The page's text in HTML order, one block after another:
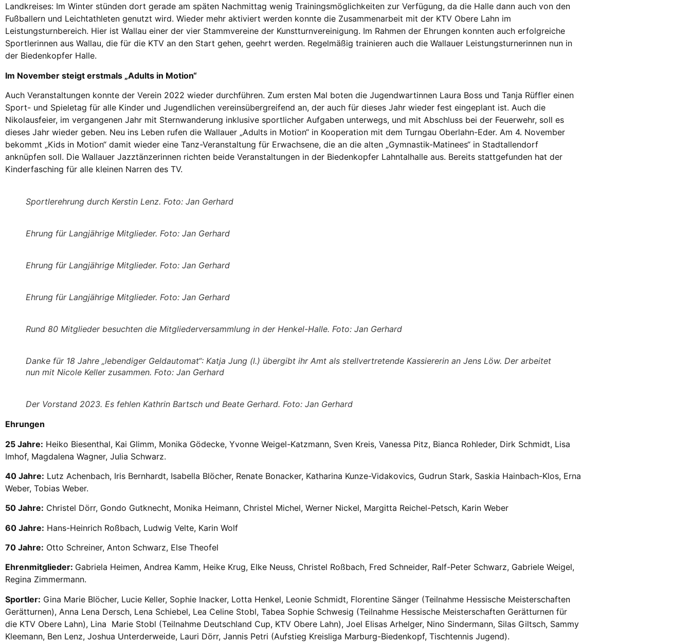
Landkreises: Im Winter stünden dort gerade am späten Nachmittag wenig Trainingsmöglichkeiten zur Verfügung, da die Halle dann auch von den
Fußballern und Leichtathleten genutzt wird. Wieder mehr aktiviert werden konnte die Zusammenarbeit mit der KTV Obere Lahn im
Leistungsturnbereich. Hier ist Wallau einer der vier Stammvereine der Kunstturnvereinigung. Im Rahmen der Ehrungen konnten auch erfolgreiche
Sportlerinnen aus Wallau, die für die KTV an den Start gehen, geehrt werden. Regelmäßig trainieren auch die Wallauer Leistungsturnerinnen nun in
der Biedenkopfer Halle.
Im November steigt erstmals „Adults in Motion“
Auch Veranstaltungen konnte der Verein 2022 wieder durchführen. Zum ersten Mal boten die Jugendwartinnen Laura Boss und Tanja Rüffler einen
Sport- und Spieletag für alle Kinder und Jugendlichen vereinsübergreifend an, der auch für dieses Jahr wieder fest eingeplant ist. Auch die
Nikolausfeier, im vergangenen Jahr mit Sternwanderung inklusive sportlicher Aufgaben unterwegs, und mit Abschluss bei der Feuerwehr, soll es
dieses Jahr wieder geben. Neu ins Leben rufen die Wallauer „Adults in Motion“ in Kooperation mit dem Turngau Oberlahn-Eder. Am 4. November
bekommt „Kids in Motion“ damit wieder eine Tanz-Veranstaltung für Erwachsene, die an die alten „Gymnastik-Matinees“ in Stadtallendorf
anknüpfen soll. Die Wallauer Jazztänzerinnen richten beide Veranstaltungen in der Biedenkopfer Lahntalhalle aus. Bereits stattgefunden hat der
Kinderfasching für alle kleinen Narren des TV.
Sportlerehrung durch Kerstin Lenz. Foto: Jan Gerhard
Ehrung für Langjährige Mitglieder. Foto: Jan Gerhard
Ehrung für Langjährige Mitglieder. Foto: Jan Gerhard
Ehrung für Langjährige Mitglieder. Foto: Jan Gerhard
Rund 80 Mitglieder besuchten die Mitgliederversammlung in der Henkel-Halle. Foto: Jan Gerhard
Danke für 18 Jahre „lebendiger Geldautomat“: Katja Jung (l.) übergibt ihr Amt als stellvertretende Kassiererin an Jens Löw. Der arbeitet
nun mit Nicole Keller zusammen. Foto: Jan Gerhard
Der Vorstand 2023. Es fehlen Kathrin Bartsch und Beate Gerhard. Foto: Jan Gerhard
Ehrungen
25 Jahre: Heiko Biesenthal, Kai Glimm, Monika Gödecke, Yvonne Weigel-Katzmann, Sven Kreis, Vanessa Pitz, Bianca Rohleder, Dirk Schmidt, Lisa
Imhof, Magdalena Wagner, Julia Schwarz.
40 Jahre: Lutz Achenbach, Iris Bernhardt, Isabella Blöcher, Renate Bonacker, Katharina Kunze-Vidakovics, Gudrun Stark, Saskia Hainbach-Klos, Erna
Weber, Tobias Weber.
50 Jahre: Christel Dörr, Gondo Gutknecht, Monika Heimann, Christel Michel, Werner Nickel, Margitta Reichel-Petsch, Karin Weber
60 Jahre: Hans-Heinrich Roßbach, Ludwig Velte, Karin Wolf
70 Jahre: Otto Schreiner, Anton Schwarz, Else Theofel
Ehrenmitglieder: Gabriela Heimen, Andrea Kamm, Heike Krug, Elke Neuss, Christel Roßbach, Fred Schneider, Ralf-Peter Schwarz, Gabriele Weigel,
Regina Zimmermann.
Sportler: Gina Marie Blöcher, Lucie Keller, Sophie Inacker, Lotta Henkel, Leonie Schmidt, Florentine Sänger (Teilnahme Hessische Meisterschaften
Gerätturnen), Anna Lena Dersch, Lena Schiebel, Lea Celine Stobl, Tabea Sophie Schwesig (Teilnahme Hessische Meisterschaften Gerätturnen für
die KTV Obere Lahn), Lina Marie Stobl (Teilnahme Deutschland Cup, KTV Obere Lahn), Joel Elisas Arhelger, Nino Sindermann, Silas Giltsch, Sammy
Kleemann, Ben Lenz, Joshua Unterderweide, Lauri Dörr, Jannis Petri (Aufstieg Kreisliga Marburg-Biedenkopf, Tischtennis Jugend).